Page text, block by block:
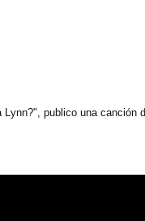
publico una canción